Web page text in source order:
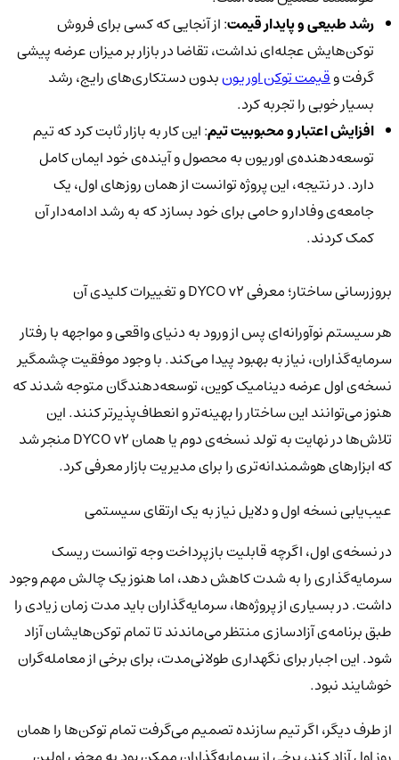
رشد طبیعی و پایدار قیمت: از آنجایی که کسی برای فروش
توکن‌هایش عجله‌ای نداشت، تقاضا در بازار بر میزان عرضه پیشی
گرفت وقیمت توکن اوریونبدون دستکاری‌های رایج، رشد
بسیار خوبی را تجربه کرد.
افزایش اعتبار و محبوبیت تیم: این کار به بازار ثابت کرد که تیم
توسعه‌دهنده‌ی اوریون به محصول و آینده‌ی خود ایمان کامل
دارد. در نتیجه، این پروژه توانست از همان روزهای اول، یک
جامعه‌ی وفادار و حامی برای خود بسازد که به رشد ادامه‌دار آن
کمک کردند.
بروزرسانی ساختار؛ معرفی DYCO v2 و تغییرات کلیدی آن
هر سیستم نوآورانه‌ای پس از ورود به دنیای واقعی و مواجهه با رفتار
سرمایه‌گذاران، نیاز به بهبود پیدا می‌کند. با وجود موفقیت چشمگیر
نسخه‌ی اول عرضه دینامیک کوین، توسعه‌دهندگان متوجه شدند که
هنوز می‌توانند این ساختار را بهینه‌تر و انعطاف‌پذیرتر کنند. این
تلاش‌ها در نهایت به تولد نسخه‌ی دوم یا همان DYCO v2 منجر شد
که ابزارهای هوشمندانه‌تری را برای مدیریت بازار معرفی کرد.
عیب‌یابی نسخه اول و دلایل نیاز به یک ارتقای سیستمی
در نسخه‌ی اول، اگرچه قابلیت بازپرداخت وجه توانست ریسک
سرمایه‌گذاری را به شدت کاهش دهد، اما هنوز یک چالش مهم وجود
داشت. در بسیاری از پروژه‌ها، سرمایه‌گذاران باید مدت زمان زیادی را
طبق برنامه‌ی آزادسازی منتظر می‌ماندند تا تمام توکن‌هایشان آزاد
شود. این اجبار برای نگهداری طولانی‌مدت، برای برخی از معامله‌گران
خوشایند نبود.
از طرف دیگر، اگر تیم سازنده تصمیم می‌گرفت تمام توکن‌ها را همان